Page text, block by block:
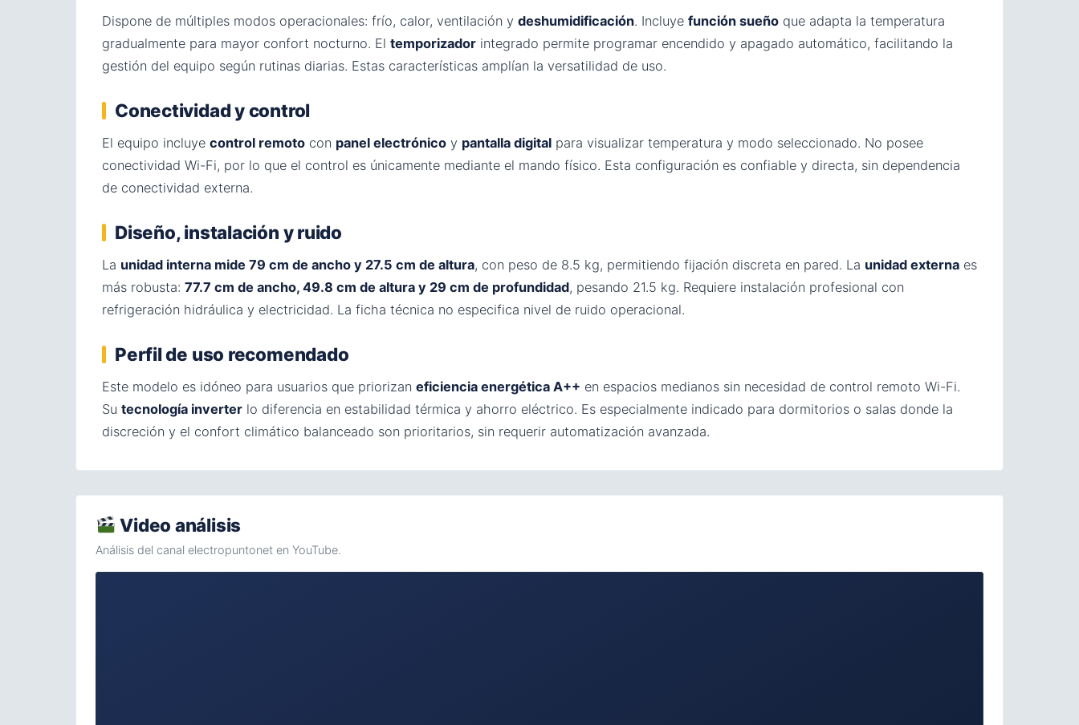
Dispone de múltiples modos operacionales: frío, calor, ventilación y deshumidificación. Incluye función sueño que adapta la temperatura
gradualmente para mayor confort nocturno. El temporizador integrado permite programar encendido y apagado automático, facilitando la
gestión del equipo según rutinas diarias. Estas características amplían la versatilidad de uso.
Conectividad y control
El equipo incluye control remoto con panel electrónico y pantalla digital para visualizar temperatura y modo seleccionado. No posee
conectividad Wi-Fi, por lo que el control es únicamente mediante el mando físico. Esta configuración es confiable y directa, sin dependencia
de conectividad externa.
Diseño, instalación y ruido
La unidad interna mide 79 cm de ancho y 27.5 cm de altura, con peso de 8.5 kg, permitiendo fijación discreta en pared. La unidad externa es
más robusta: 77.7 cm de ancho, 49.8 cm de altura y 29 cm de profundidad, pesando 21.5 kg. Requiere instalación profesional con
refrigeración hidráulica y electricidad. La ficha técnica no especifica nivel de ruido operacional.
Perfil de uso recomendado
Este modelo es idóneo para usuarios que priorizan eficiencia energética A++ en espacios medianos sin necesidad de control remoto Wi-Fi.
Su tecnología inverter lo diferencia en estabilidad térmica y ahorro eléctrico. Es especialmente indicado para dormitorios o salas donde la
discreción y el confort climático balanceado son prioritarios, sin requerir automatización avanzada.
Video análisis
Análisis del canal electropuntonet en YouTube.